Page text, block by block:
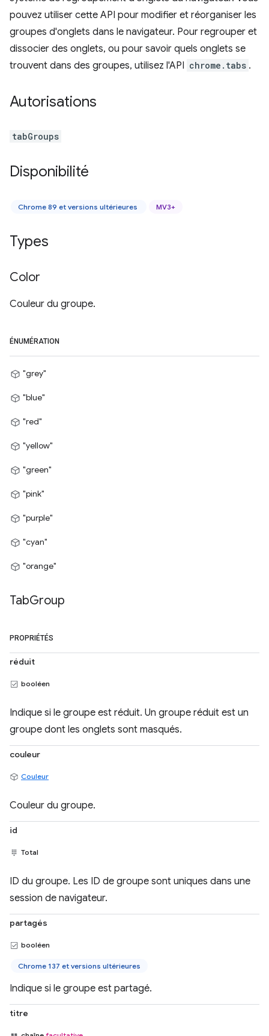
pouvez utiliser cette API pour modifier et réorganiser les
groupes d'onglets dans le navigateur. Pour regrouper et
dissocier des onglets, ou pour savoir quels onglets se
trouvent dans des groupes, utilisez l'API chrome.tabs .
Autorisations
tabGroups
Disponibilité
Chrome 89 et versions ultérieures MV3+
Types
Color
Couleur du groupe.
ÉNUMÉRATION
"grey"
"blue"
"red"
"yellow"
"green"
"pink"
"purple"
"cyan"
"orange"
TabGroup
PROPRIÉTÉS
réduit
booléen
Indique si le groupe est réduit. Un groupe réduit est un
groupe dont les onglets sont masqués.
couleur
Couleur
Couleur du groupe.
id
Total
ID du groupe. Les ID de groupe sont uniques dans une
session de navigateur.
partagés
booléen
Chrome 137 et versions ultérieures
Indique si le groupe est partagé.
titre